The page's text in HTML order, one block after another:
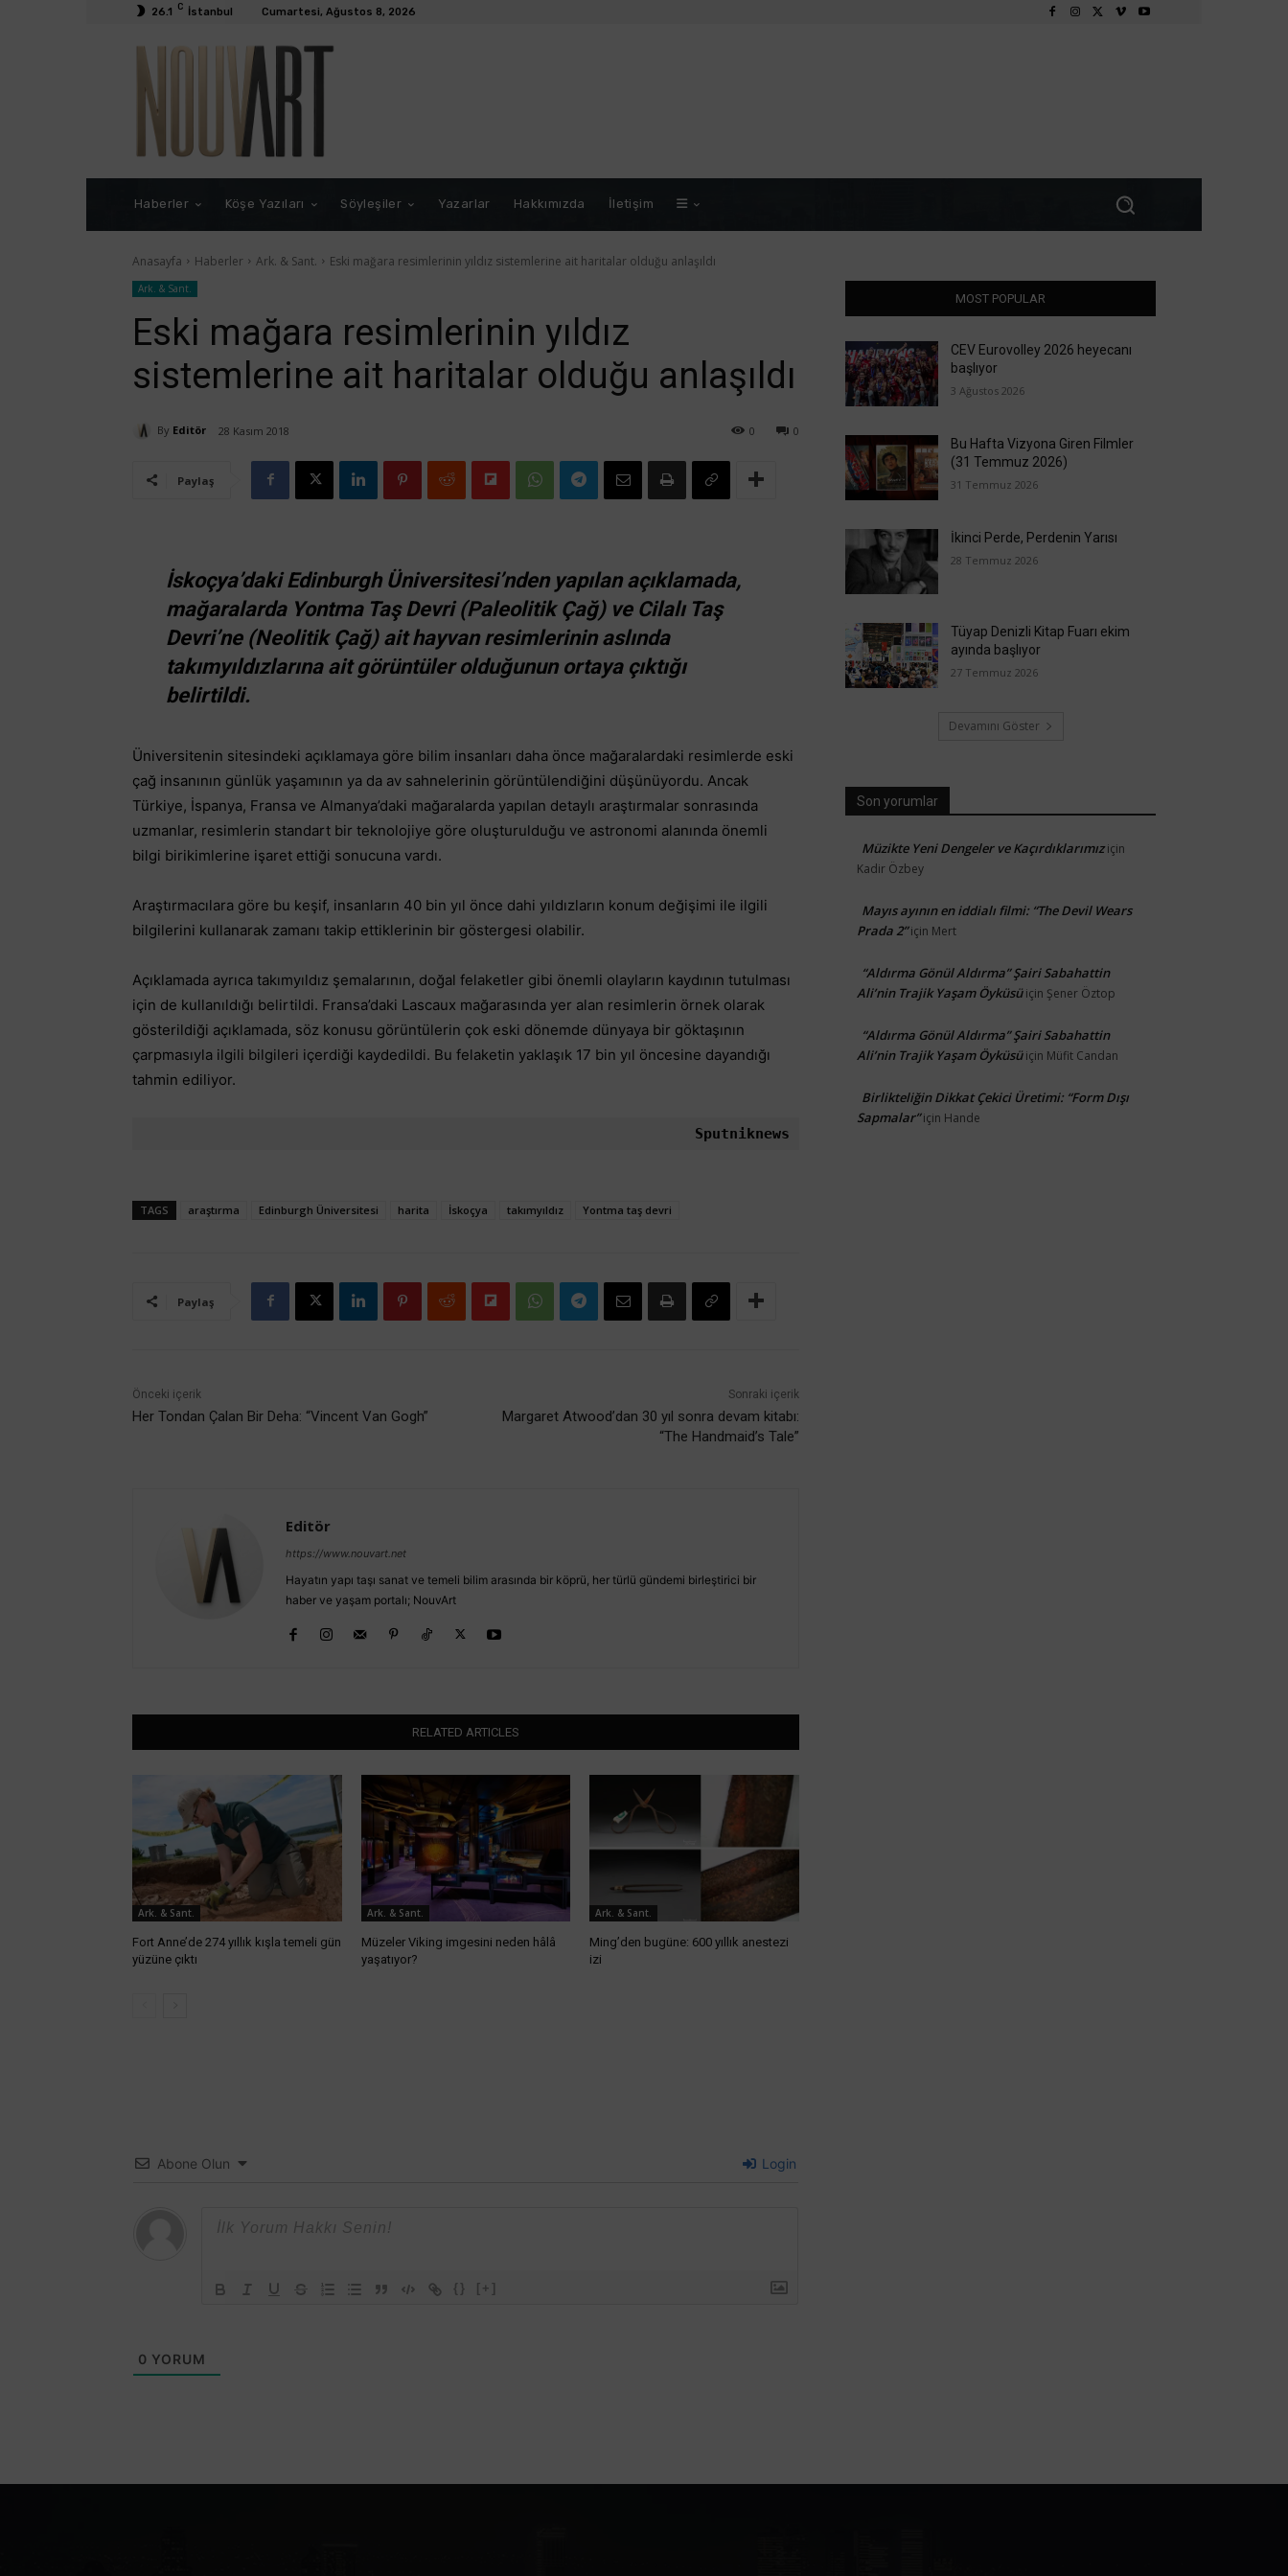
26.1 C İstanbul Cumartesi, Ağustos 8, 2026
Haberler Köşe Yazıları Söyleşiler Yazarlar Hakkımızda İletişim
Anasayfa Haberler Ark. & Sant. Eski mağara resimlerinin yıldız sistemlerine ait haritalar olduğu anlaşıldı
Ark. & Sant.
Eski mağara resimlerinin yıldız
sistemlerine ait haritalar olduğu anlaşıldı
By Editör 28 Kasım 2018 0
0
Paylaş
İskoçya’daki Edinburgh Üniversitesi’nden yapılan açıklamada,
mağaralarda Yontma Taş Devri (Paleolitik Çağ) ve Cilalı Taş
Devri’ne (Neolitik Çağ) ait hayvan resimlerinin aslında
takımyıldızlarına ait görüntüler olduğunun ortaya çıktığı
belirtildi.
Üniversitenin sitesindeki açıklamaya göre bilim insanları daha önce mağaralardaki resimlerde eski
çağ insanının günlük yaşamının ya da av sahnelerinin görüntülendiğini düşünüyordu. Ancak
Türkiye, İspanya, Fransa ve Almanya’daki mağaralarda yapılan detaylı araştırmalar sonrasında
uzmanlar, resimlerin standart bir teknolojiye göre oluşturulduğu ve astronomi alanında önemli
bilgi birikimlerine işaret ettiği sonucuna vardı.
Araştırmacılara göre bu keşif, insanların 40 bin yıl önce dahi yıldızların konum değişimi ile ilgili
bilgilerini kullanarak zamanı takip ettiklerinin bir göstergesi olabilir.
Açıklamada ayrıca takımyıldız şemalarının, doğal felaketler gibi önemli olayların kaydının tutulması
için de kullanıldığı belirtildi. Fransa’daki Lascaux mağarasında yer alan resimlerin örnek olarak
gösterildiği açıklamada, söz konusu görüntülerin çok eski dönemde dünyaya bir göktaşının
çarpmasıyla ilgili bilgileri içerdiği kaydedildi. Bu felaketin yaklaşık 17 bin yıl öncesine dayandığı
tahmin ediliyor.
Sputniknews
TAGS araştırma Edinburgh Üniversitesi harita İskoçya takımyıldız Yontma taş devri
Paylaş
Önceki içerik
Her Tondan Çalan Bir Deha: “Vincent Van Gogh”
Sonraki içerik
Margaret Atwood’dan 30 yıl sonra devam kitabı:
“The Handmaid’s Tale”
Editör
https://www.nouvart.net
Hayatın yapı taşı sanat ve temeli bilim arasında bir köprü, her türlü gündemi birleştirici bir
haber ve yaşam portalı; NouvArt
RELATED ARTICLES
Ark. & Sant.
Fort Anne’de 274 yıllık kışla temeli gün
yüzüne çıktı
Ark. & Sant.
Müzeler Viking imgesini neden hâlâ
yaşatıyor?
Ark. & Sant.
Ming’den bugüne: 600 yıllık anestezi
izi
Abone Olun Login
{} [+]
0 YORUM
MOST POPULAR
CEV Eurovolley 2026 heyecanı
başlıyor
3 Ağustos 2026
Bu Hafta Vizyona Giren Filmler
(31 Temmuz 2026)
31 Temmuz 2026
İkinci Perde, Perdenin Yarısı
28 Temmuz 2026
Tüyap Denizli Kitap Fuarı ekim
ayında başlıyor
27 Temmuz 2026
Devamını Göster
Son yorumlar
Müzikte Yeni Dengeler ve Kaçırdıklarımıziçin
Kadir Özbey
Mayıs ayının en iddialı filmi: “The Devil Wears
Prada 2”için Mert
“Aldırma Gönül Aldırma” Şairi Sabahattin
Ali’nin Trajik Yaşam Öyküsüiçin Şener Öztop
“Aldırma Gönül Aldırma” Şairi Sabahattin
Ali’nin Trajik Yaşam Öyküsüiçin Müfit Candan
Birlikteliğin Dikkat Çekici Üretimi: “Form Dışı
Sapmalar”için Hande